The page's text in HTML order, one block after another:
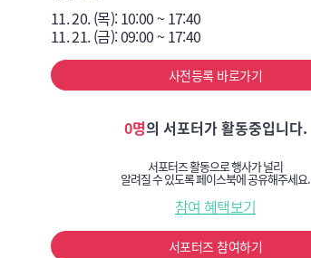
11. 20. (목): 10:00 ~ 17:40
11. 21. (금): 09:00 ~ 17:40
사전등록 바로가기
0명의 서포터가 활동중입니다.
서포터즈 활동으로 행사가 널리
알려질 수 있도록 페이스북에 공유해주세요.
참여 혜택보기
서포터즈 참여하기